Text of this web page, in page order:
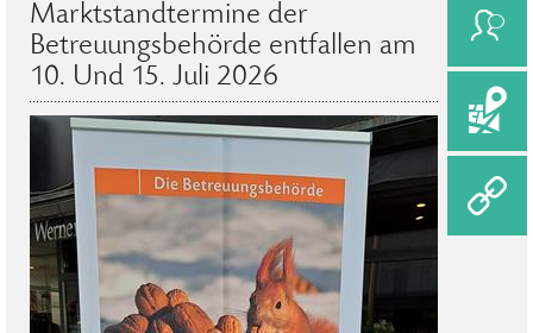
Marktstandtermine der
Betreuungsbehörde entfallen am
10. Und 15. Juli 2026